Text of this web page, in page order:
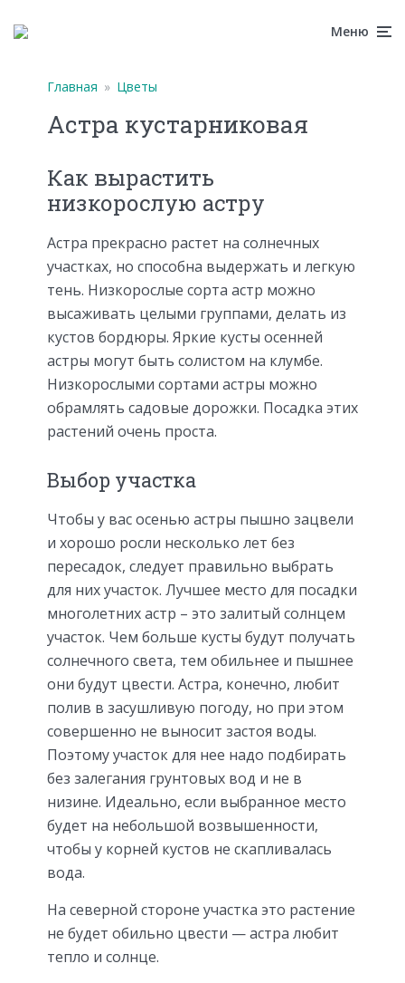
Меню
Главная » Цветы
Астра кустарниковая
Как вырастить
низкорослую астру
Астра прекрасно растет на солнечных
участках, но способна выдержать и легкую
тень. Низкорослые сорта астр можно
высаживать целыми группами, делать из
кустов бордюры. Яркие кусты осенней
астры могут быть солистом на клумбе.
Низкорослыми сортами астры можно
обрамлять садовые дорожки. Посадка этих
растений очень проста.
Выбор участка
Чтобы у вас осенью астры пышно зацвели
и хорошо росли несколько лет без
пересадок, следует правильно выбрать
для них участок. Лучшее место для посадки
многолетних астр – это залитый солнцем
участок. Чем больше кусты будут получать
солнечного света, тем обильнее и пышнее
они будут цвести. Астра, конечно, любит
полив в засушливую погоду, но при этом
совершенно не выносит застоя воды.
Поэтому участок для нее надо подбирать
без залегания грунтовых вод и не в
низине. Идеально, если выбранное место
будет на небольшой возвышенности,
чтобы у корней кустов не скапливалась
вода.
На северной стороне участка это растение
не будет обильно цвести — астра любит
тепло и солнце.